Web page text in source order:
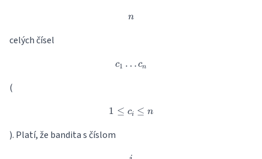
n
n
celých čísel
c_1\dots c_n
c1 … cn
(
1\leq c_i\leq n
1 ≤ ci ≤ n
). Platí, že bandita s číslom